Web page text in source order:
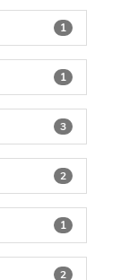
1
1
3
2
1
2